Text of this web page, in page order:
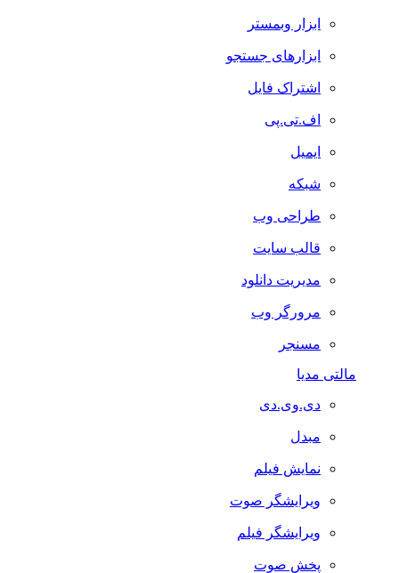
ابزار وبمستر
ابزارهای جستجو
اشتراک فایل
اف.تی.پی
ایمیل
شبکه
طراحی وب
قالب سایت
مدیریت دانلود
مرورگر وب
مسنجر
مالتی مدیا
دی.وی.دی
مبدل
نمایش فیلم
ویرایشگر صوت
ویرایشگر فیلم
پخش صوت